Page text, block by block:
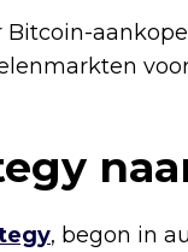
, begon in